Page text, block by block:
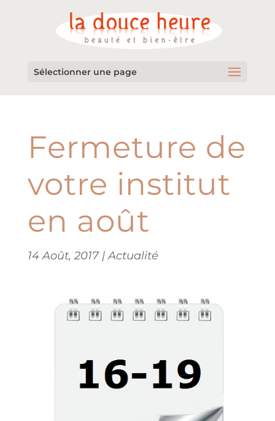
Sélectionner une page
Fermeture de
votre institut
en août
14 Août, 2017|Actualité